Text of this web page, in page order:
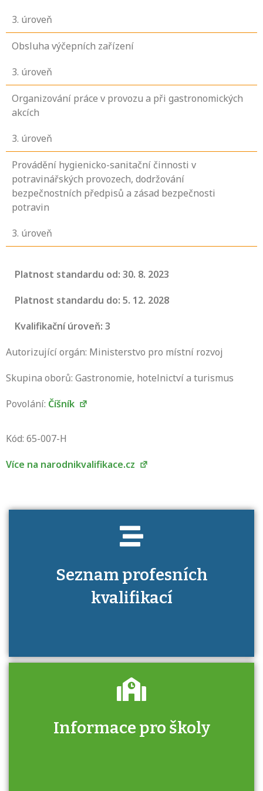
3. úroveň
Obsluha výčepních zařízení
3. úroveň
Organizování práce v provozu a při gastronomických
akcích
3. úroveň
Provádění hygienicko-sanitační činnosti v
potravinářských provozech, dodržování
bezpečnostních předpisů a zásad bezpečnosti
potravin
3. úroveň
Platnost standardu od: 30. 8. 2023
Platnost standardu do: 5. 12. 2028
Kvalifikační úroveň: 3
Autorizující orgán: Ministerstvo pro místní rozvoj
Skupina oborů: Gastronomie, hotelnictví a turismus
Povolání: Číšník
Kód: 65-007-H
Více na narodnikvalifikace.cz
Seznam profesních
kvalifikací
Víte, jaké dovednosti musíte pro danou
Informace pro školy
Zjistěte, jak se přihlásit ke zkoušce a kde